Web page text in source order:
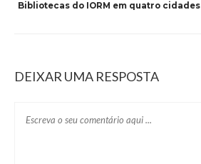
Bibliotecas do IORM em quatro cidades
DEIXAR UMA RESPOSTA